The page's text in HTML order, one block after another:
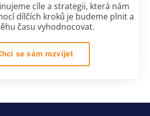
cíle a strategii, která nám
dílčích kroků je budeme plnit a
času vyhodnocovat.
se sám rozvíjet